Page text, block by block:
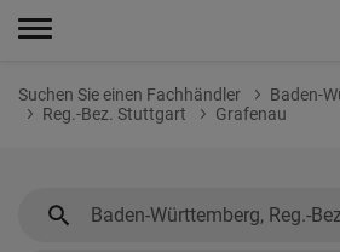
Suchen Sie einen Fachhändler
Baden-
Reg.-Bez. Stuttgart
Grafenau